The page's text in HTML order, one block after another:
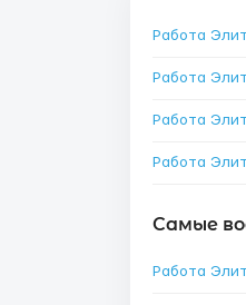
Работа
Работа
Работа
Работа
Самые
Работа